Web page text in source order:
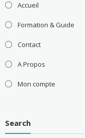
Accueil
Formation & Guide
Contact
A Propos
Mon compte
Search